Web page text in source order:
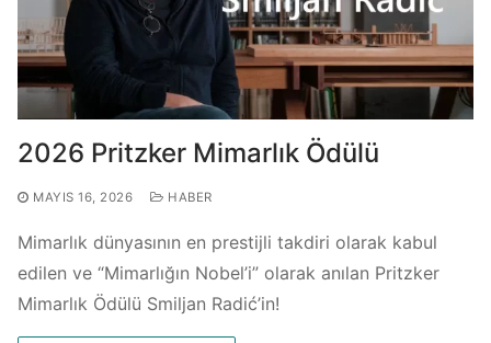
2026 Pritzker Mimarlık Ödülü
MAYIS 16, 2026 HABER
Mimarlık dünyasının en prestijli takdiri olarak kabul
edilen ve “Mimarlığın Nobel’i” olarak anılan Pritzker
Mimarlık Ödülü Smiljan Radić’in!